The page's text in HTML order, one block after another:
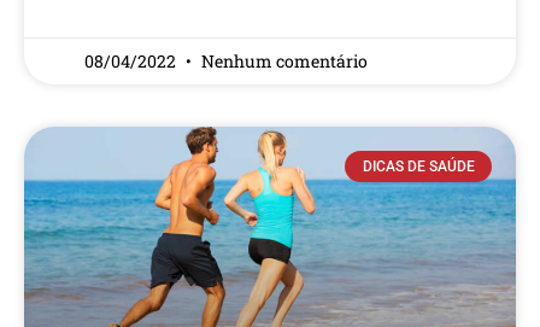
08/04/2022 Nenhum comentário
DICAS DE SAÚDE